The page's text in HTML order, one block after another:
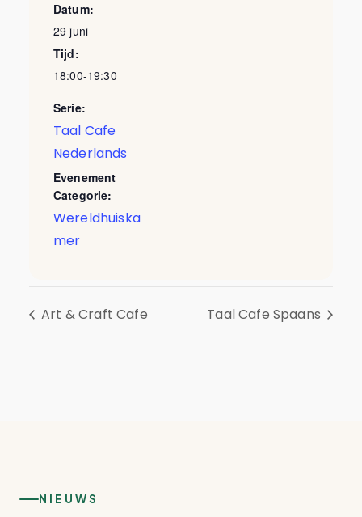
Datum:
29 juni
Tijd:
18:00-19:30
Serie:
Taal Cafe
Nederlands
Evenement
Categorie:
Wereldhuiska
mer
Art & Craft Cafe Taal Cafe Spaans
NIEUWS